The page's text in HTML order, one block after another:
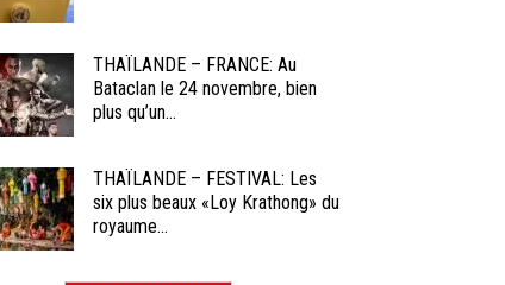
THAÏLANDE – FRANCE: Au
Bataclan le 24 novembre, bien
plus qu’un...
THAÏLANDE – FESTIVAL: Les
six plus beaux «Loy Krathong» du
royaume...